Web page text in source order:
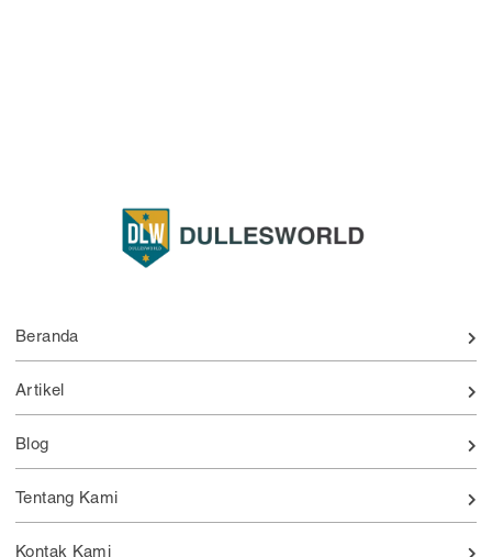
Beranda
Artikel
Blog
Tentang Kami
Kontak Kami